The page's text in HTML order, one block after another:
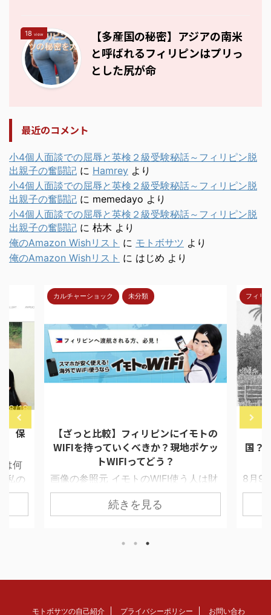
18 view
【多産国の秘密】アジアの南米
と呼ばれるフィリピンはプリっ
とした尻が命
最近のコメント
小4個人面談での屈辱と英検２級受験秘話～フィリピン脱
出親子の奮闘記 に Hamrey より
小4個人面談での屈辱と英検２級受験秘話～フィリピン脱
出親子の奮闘記 に memedayo より
小4個人面談での屈辱と英検２級受験秘話～フィリピン脱
出親子の奮闘記 に 枯木 より
俺のAmazon Wishリスト に モトボサツ より
俺のAmazon Wishリスト に はじめ より
4/30
トの
は財
触す
い
フィリピン人ってどんな人
【まとめ】フィリピンってどんな
国？ 10年間で体験した出来事を元に
一覧化
8月9月は日本の大学生の研修プログラ
ムが目白押し。 私にとっても大学生惑
星交流会や通訳等の仕事を頂ける嬉し
TPOに応じた多少のアレンジが必要か
く】フィリピンってどんな国？ ■若い
続きを見る
メイド
【重
だが
近所
目を
Go。
モトボサツの自己紹介 プライバシーポリシー お問い合わ